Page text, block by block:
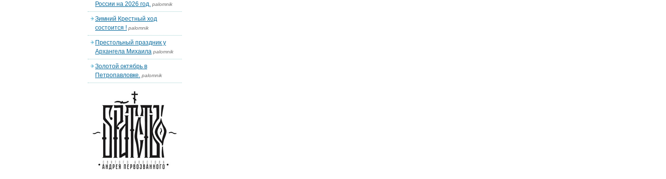
России на 2026 год. palomnik
Зимний Крестный ход
состоится ! palomnik
Престольный праздник у
Архангела Михаила palomnik
Золотой октябрь в
Петропавловке. palomnik